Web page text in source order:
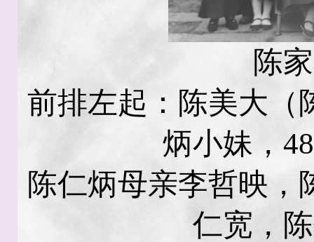
陈
前排左起：陈美大（
炳小妹，
陈仁炳母亲李哲映，
仁宽，